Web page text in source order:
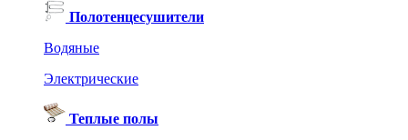
Полотенцесушители
Водяные
Электрические
Теплые полы